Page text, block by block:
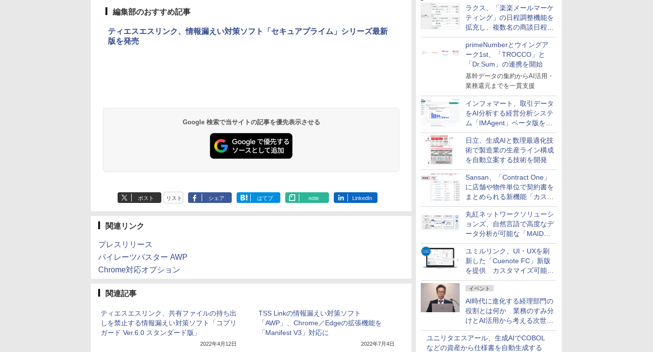
ラクス、「楽楽メールマーケ
ティング」の日程調整機能を
拡充し、複数名の商談日程調
整を効率化
primeNumberとウイングア
ーク1st、「TROCCO」と
「Dr.Sum」の連携を開始
基幹データの集約からAI活用・
業務還元までを一貫支援
インフォマート、取引データ
をAI分析する経営分析システ
ム「IMAgent」ベータ版を提
供
日立、生成AIと数理最適化技
術で製造業の生産ライン構成
を自動立案する技術を開発
Sansan、「Contract One」
に店舗や物件単位で契約書を
まとめられる新機能「カスタ
ム契約ツリー」を追加
丸紅ネットワークソリューシ
ョンズ、自然言語で高度なデ
ータ分析が可能な「MAIDOA
AI ASSIST」を9月より提供
ユミルリンク、UI・UXを刷
新した「Cuenote FC」新版
を提供 カスタマイズ可能な
ダッシュボード画面を搭載
イベント
AI時代に進化する経理部門の
役割とは何か 業務のすみ分
けとAI活用から考える次世代
ファイナンス戦略
ユニリタエスアール、生成AIでCOBOL
などの資産から仕様書を自動生成する
編集部のおすすめ記事
ティエスエスリンク、情報漏えい対策ソフト「セキュアプライム」シリーズ最新
版を発売
Google 検索で当サイトの記事を優先表示させる
ポスト リスト シェア はてブ note LinkedIn
関連リンク
プレスリリース
パイレーツバスター AWP
Chrome対応オプション
関連記事
ティエスエスリンク、共有ファイルの持ち出
しを禁止する情報漏えい対策ソフト「コプリ
ガード Ver.6.0 スタンダード版」
2022年4月12日
TSS Linkの情報漏えい対策ソフト
「AWP」、Chrome／Edgeの拡張機能を
「Manifest V3」対応に
2022年7月4日